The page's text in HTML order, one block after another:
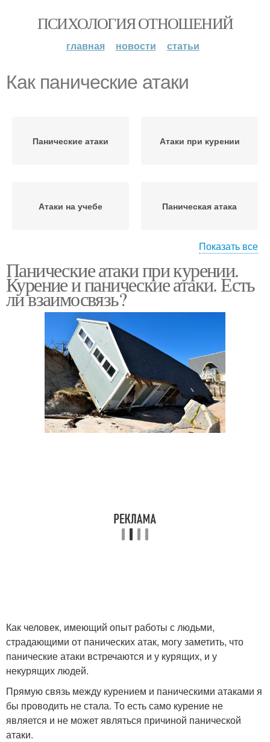
ПСИХОЛОГИЯ ОТНОШЕНИЙ
главная новости статьи
Как панические атаки
Панические атаки Атаки при курении
Атаки на учебе Паническая атака
атаки
Показать все
Панические атаки при курении.
Курение и панические атаки. Есть
ли взаимосвязь?
Как человек, имеющий опыт работы с людьми,
страдающими от панических атак, могу заметить, что
панические атаки встречаются и у курящих, и у
некурящих людей.
Прямую связь между курением и паническими атаками я
бы проводить не стала. То есть само курение не
является и не может являться причиной панической
атаки.